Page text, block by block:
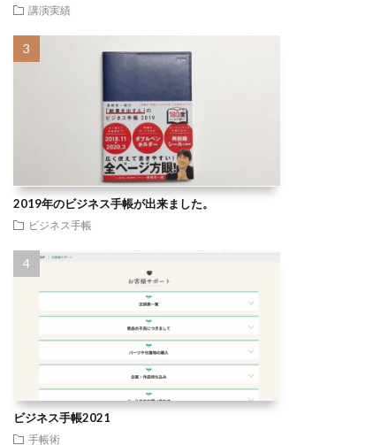
講演実績
2019年のビジネス手帳が出来ました。
ビジネス手帳
ビジネス手帳2021
手帳術